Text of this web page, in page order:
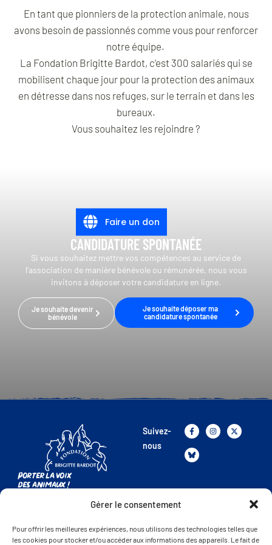
Gérer le consentement
Pour offrir les meilleures expériences, nous utilisons des technologies telles que
les cookies pour stocker et/ou accéder aux informations des appareils. Le fait de
En tant que pionniers de la protection animale, nous
avons besoin de passionnés comme vous pour renforcer
notre équipe.
La Fondation Brigitte Bardot, c’est 300 salariés qui se
mobilisent chaque jour pour la protection des animaux
en détresse dans nos refuges, sur le terrain et dans les
bureaux.
Vous souhaitez les rejoindre ?
CANDIDATURE SPONTANÉE
Si vous souhaitez mettre vos compétences au service de
l’association de manière bénévole ou rémunérée, nous vous
invitons à déposer votre candidature en ligne.
Je souhaite devenir
bénévole
Je souhaite déposer ma
candidature spontanée
Porter la voix
des animaux !
Présentation de la FBB
Nos combats
Suivez-
nous
Faire un don